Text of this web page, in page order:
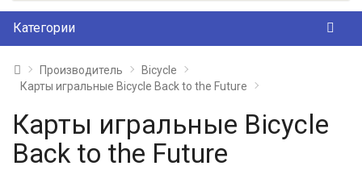
Категории
Производитель
Bicycle
Карты игральные Bicycle Back to the Future
Карты игральные Bicycle
Back to the Future